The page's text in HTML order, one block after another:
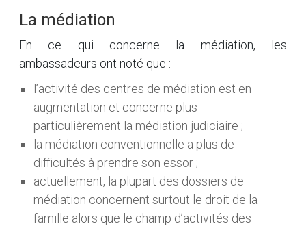
La médiation
En ce qui concerne la médiation, les
ambassadeurs ont noté que :
l’activité des centres de médiation est en
augmentation et concerne plus
particulièrement la médiation judiciaire ;
la médiation conventionnelle a plus de
difficultés à prendre son essor ;
actuellement, la plupart des dossiers de
médiation concernent surtout le droit de la
famille alors que le champ d’activités des